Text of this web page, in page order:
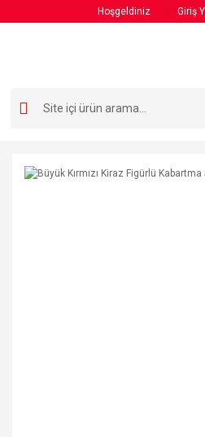
Hoşgeldiniz Giriş